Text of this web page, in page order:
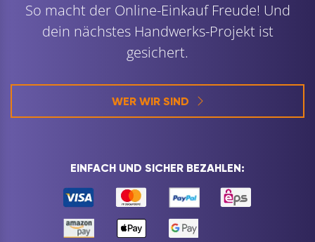
So macht der Online-Einkauf Freude! Und
dein nächstes Handwerks-Projekt ist
gesichert.
WER WIR SIND
EINFACH UND SICHER BEZAHLEN: